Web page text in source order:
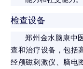
检查设备
郑州金水脑康中
查和治疗设备，包括
经颅磁刺激仪、脑电